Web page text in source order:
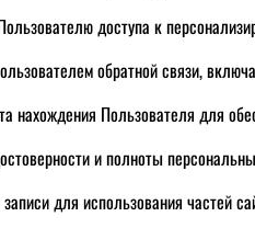
доступа к
обратной связи,
нахождения Пользователя для
и полноты
для использования частей